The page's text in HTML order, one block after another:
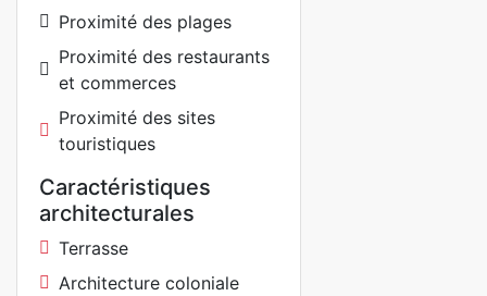
Proximité des plages
Proximité des restaurants
et commerces
Proximité des sites
touristiques
Caractéristiques
architecturales
Terrasse
Architecture coloniale